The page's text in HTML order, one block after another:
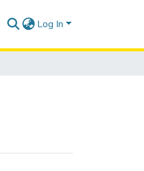
Log In